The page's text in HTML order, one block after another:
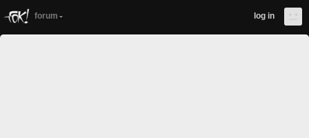
forum log in